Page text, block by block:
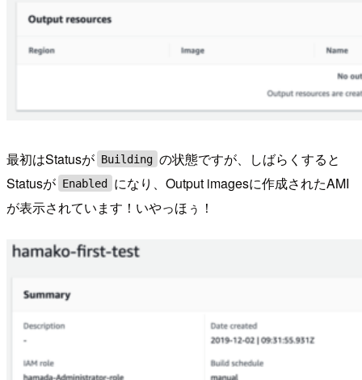
最初はStatusが Building の状態ですが、しばらくすると
Statusが Enabled になり、Output imagesに作成されたAMI
が表示されています！いやっほぅ！